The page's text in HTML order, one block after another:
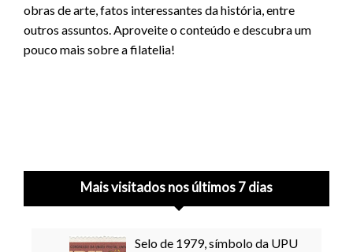
obras de arte, fatos interessantes da história, entre
outros assuntos. Aproveite o conteúdo e descubra um
pouco mais sobre a filatelia!
Mais visitados nos últimos 7 dias
Selo de 1979, símbolo da UPU